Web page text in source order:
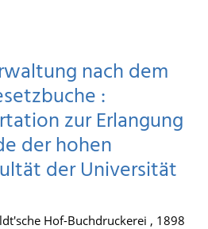
nach dem
:
zur Erlangung
der hohen
der Universität
Hof-Buchdruckerei , 1898